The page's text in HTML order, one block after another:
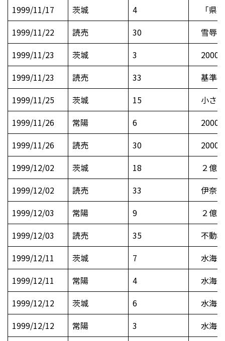
1999/11/17
茨城 4
「県
1999/11/22
読売 30
雪辱
1999/11/23
茨城 3
2000
1999/11/23
読売 33
基準
1999/11/25
茨城 15
小さ
1999/11/26
常陽 6
2000
1999/11/26
読売 30
2000
1999/12/02
茨城 18
２億
1999/12/02
読売 33
伊奈
1999/12/03
常陽 9
２億
1999/12/03
読売 35
不動
1999/12/11
茨城 7
水海
1999/12/11
常陽 4
水海
1999/12/12
茨城 6
水海
1999/12/12
常陽 3
水海